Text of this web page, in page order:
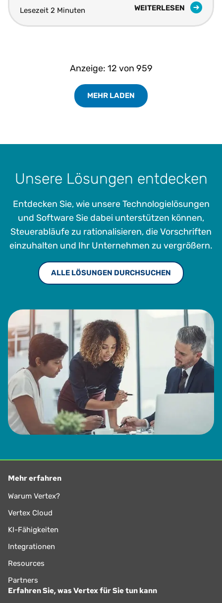
Rendite zu erzielen.
Lesezeit 2 Minuten WEITERLESEN
Anzeige: 12 von 959
Load More Resources Results
MEHR LADEN
Unsere Lösungen entdecken
Entdecken Sie, wie unsere Technologielösungen
und Software Sie dabei unterstützen können,
Steuerabläufe zu rationalisieren, die Vorschriften
einzuhalten und Ihr Unternehmen zu vergrößern.
ALLE LÖSUNGEN DURCHSUCHEN
Mehr erfahren
Warum Vertex?
Vertex Cloud
KI-Fähigkeiten
Integrationen
Resources
Partners
Erfahren Sie, was Vertex für Sie tun kann